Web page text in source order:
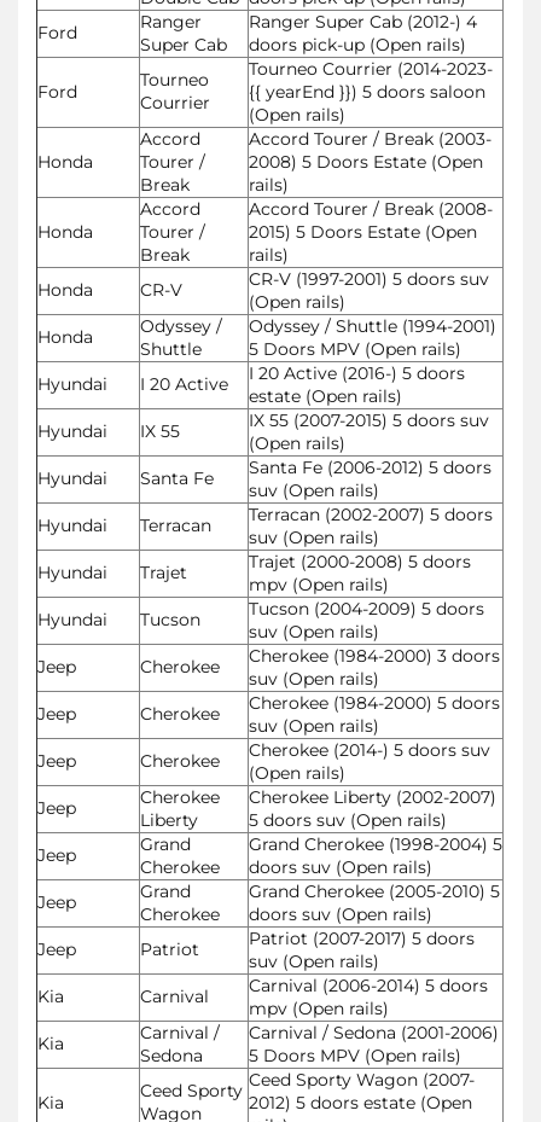
Ford
Ranger
Super Cab
Ranger Super Cab (2012-) 4
doors pick-up (Open rails)
Ford
Tourneo
Courrier
Tourneo Courrier (2014-2023-
{{ yearEnd }}) 5 doors saloon
(Open rails)
Honda
Accord
Tourer /
Break
Accord Tourer / Break (2003-
2008) 5 Doors Estate (Open
rails)
Honda
Accord
Tourer /
Break
Accord Tourer / Break (2008-
2015) 5 Doors Estate (Open
rails)
Honda
CR-V
CR-V (1997-2001) 5 doors suv
(Open rails)
Honda
Odyssey /
Shuttle
Odyssey / Shuttle (1994-2001)
5 Doors MPV (Open rails)
Hyundai
I 20 Active
I 20 Active (2016-) 5 doors
estate (Open rails)
Hyundai
IX 55
IX 55 (2007-2015) 5 doors suv
(Open rails)
Hyundai
Santa Fe
Santa Fe (2006-2012) 5 doors
suv (Open rails)
Hyundai
Terracan
Terracan (2002-2007) 5 doors
suv (Open rails)
Hyundai
Trajet
Trajet (2000-2008) 5 doors
mpv (Open rails)
Hyundai
Tucson
Tucson (2004-2009) 5 doors
suv (Open rails)
Jeep
Cherokee
Cherokee (1984-2000) 3 doors
suv (Open rails)
Jeep
Cherokee
Cherokee (1984-2000) 5 doors
suv (Open rails)
Jeep
Cherokee
Cherokee (2014-) 5 doors suv
(Open rails)
Jeep
Cherokee
Liberty
Cherokee Liberty (2002-2007)
5 doors suv (Open rails)
Jeep
Grand
Cherokee
Grand Cherokee (1998-2004) 5
doors suv (Open rails)
Jeep
Grand
Cherokee
Grand Cherokee (2005-2010) 5
doors suv (Open rails)
Jeep
Patriot
Patriot (2007-2017) 5 doors
suv (Open rails)
Kia
Carnival
Carnival (2006-2014) 5 doors
mpv (Open rails)
Kia
Carnival /
Sedona
Carnival / Sedona (2001-2006)
5 Doors MPV (Open rails)
Kia
Ceed Sporty
Wagon
Ceed Sporty Wagon (2007-
2012) 5 doors estate (Open